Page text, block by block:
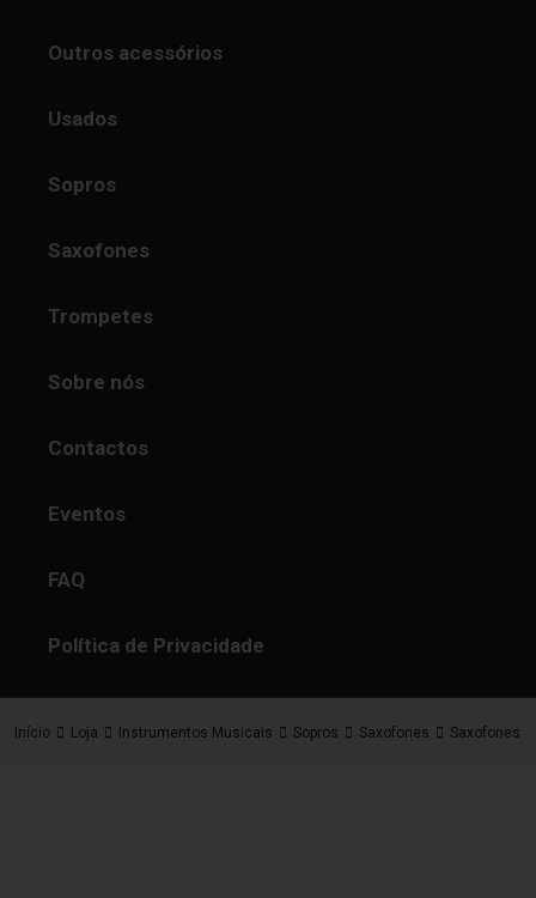
Outros acessórios
Usados
Sopros
Saxofones
Trompetes
Sobre nós
Contactos
Eventos
FAQ
Política de Privacidade
Início Loja Instrumentos Musicais Sopros Saxofones Saxofones